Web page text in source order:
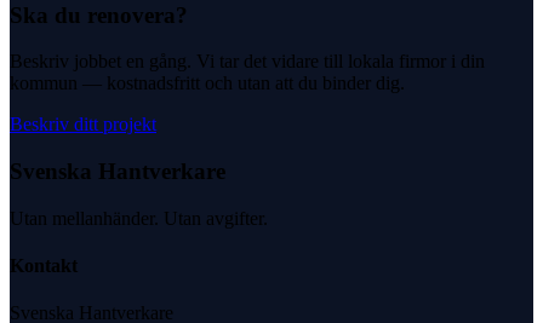
Ska du renovera?
Beskriv jobbet en gång. Vi tar det vidare till lokala firmor i din
kommun — kostnadsfritt och utan att du binder dig.
Beskriv ditt projekt
Svenska Hantverkare
Utan mellanhänder. Utan avgifter.
Kontakt
Svenska Hantverkare